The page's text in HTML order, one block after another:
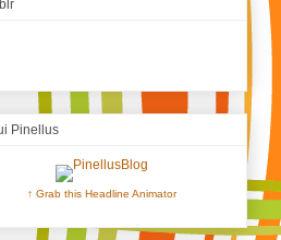
Pinellus
↑ Grab this Headline Animator